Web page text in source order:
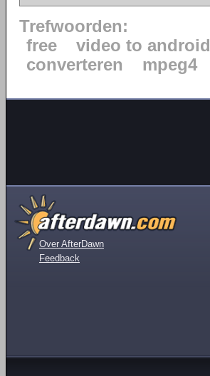
Trefwoorden:
free
video to android
converteren
mpeg4
Over AfterDawn
Feedback